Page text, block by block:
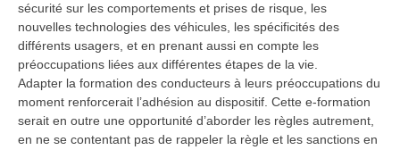
sécurité sur les comportements et prises de risque, les
nouvelles technologies des véhicules, les spécificités des
différents usagers, et en prenant aussi en compte les
préoccupations liées aux différentes étapes de la vie.
Adapter la formation des conducteurs à leurs préoccupations du
moment renforcerait l’adhésion au dispositif. Cette e-formation
serait en outre une opportunité d’aborder les règles autrement,
en ne se contentant pas de rappeler la règle et les sanctions en